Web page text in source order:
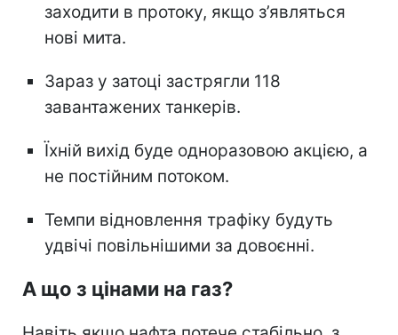
заходити в протоку, якщо з’являться
нові мита.
Зараз у затоці застрягли 118
завантажених танкерів.
Їхній вихід буде одноразовою акцією, а
не постійним потоком.
Темпи відновлення трафіку будуть
удвічі повільнішими за довоєнні.
А що з цінами на газ?